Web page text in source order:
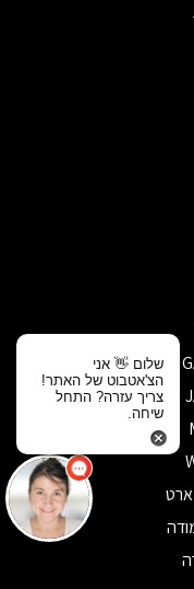
שלום 👋 אני
הצ'אטבוט של האתר!
צריך עזרה? התחל
שיחה.